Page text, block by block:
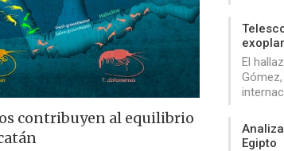
contribuyen al equilibrio
El
Egipto